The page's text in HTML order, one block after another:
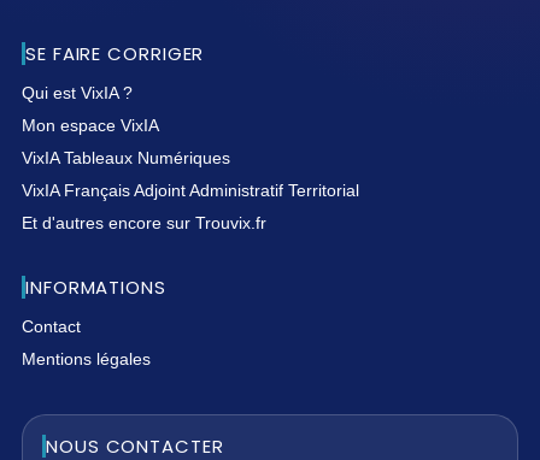
SE FAIRE CORRIGER
Qui est VixIA ?
Mon espace VixIA
VixIA Tableaux Numériques
VixIA Français Adjoint Administratif Territorial
Et d'autres encore sur Trouvix.fr
INFORMATIONS
Contact
Mentions légales
NOUS CONTACTER